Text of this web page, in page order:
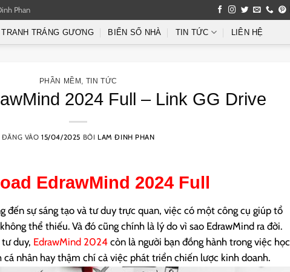
Phan
TRANH TRÁNG GƯƠNG BIỂN SỐ NHÀ TIN TỨC LIÊN HỆ
PHẦN MỀM TIN TỨC
2024 Full – Link GG Drive
ĐĂNG VÀO15/04/2025 BỞI LAM ĐINH PHAN
EdrawMind 2024Full
đến sự sáng tạo và tư duy trực quan, việc có một công cụ giúp tổ
thể thiếu. Và đó cũng chính là lý do vì sao EdrawMind ra đời.
duy, EdrawMind 2024 còn là người bạn đồng hành trong việc học
nhân hay thậm chí cả việc phát triển chiến lược kinh doanh.